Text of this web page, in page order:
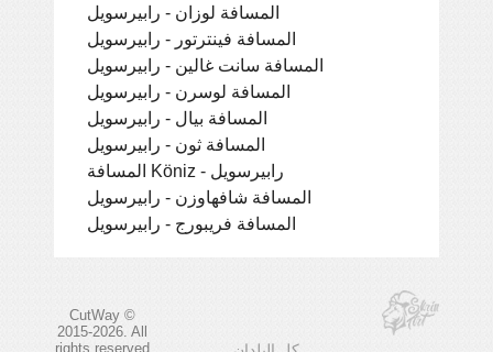
المسافة لوزان - رابيرسويل
المسافة فينترتور - رابيرسويل
المسافة سانت غالين - رابيرسويل
المسافة لوسرن - رابيرسويل
المسافة بيال - رابيرسويل
المسافة ثون - رابيرسويل
المسافة Köniz - رابيرسويل
المسافة شافهاوزن - رابيرسويل
المسافة فريبورج - رابيرسويل
CutWay ©
2015-2026. All
rights reserved